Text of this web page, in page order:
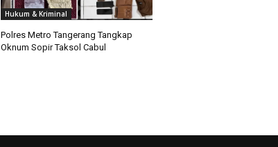
Hukum & Kriminal
Polres Metro Tangerang Tangkap
Oknum Sopir Taksol Cabul